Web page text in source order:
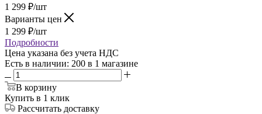
1 299 ₽/шт
Варианты цен
1 299 ₽/шт
Подробности
Цена указана без учета НДС
Есть в наличии: 200 в 1 магазине
В корзину
Купить в 1 клик
Рассчитать доставку